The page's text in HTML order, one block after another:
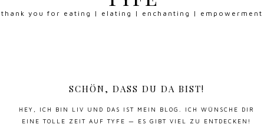
thank you for eating | elating | enchanting | empowerment
SCHÖN, DASS DU DA BIST!
HEY, ICH BIN LIV UND DAS IST MEIN BLOG. ICH WÜNSCHE DIR
EINE TOLLE ZEIT AUF TYFE — ES GIBT VIEL ZU ENTDECKEN!